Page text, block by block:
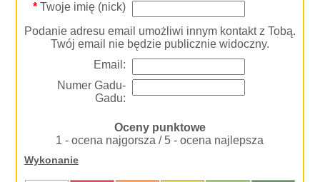
*Twoje imię (nick)
Podanie adresu email umożliwi innym kontakt z Tobą.
Twój email nie będzie publicznie widoczny.
Email:
Numer Gadu-
Gadu:
Oceny punktowe
1 - ocena najgorsza / 5 - ocena najlepsza
Wykonanie